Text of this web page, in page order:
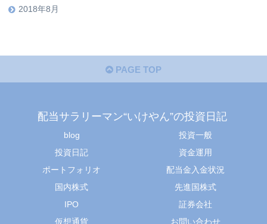
2018年8月
PAGE TOP
配当サラリーマン“いけやん”の投資日記 ​
blog
投資一般
投資日記
資金運用
ポートフォリオ
配当金入金状況
国内株式
先進国株式
IPO
証券会社
仮想通貨
お問い合わせ